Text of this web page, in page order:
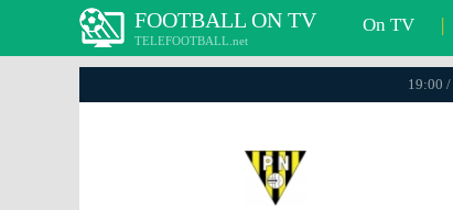
FOOTBALL ON TV
TELEFOOTBALL.net
On TV |
19:00